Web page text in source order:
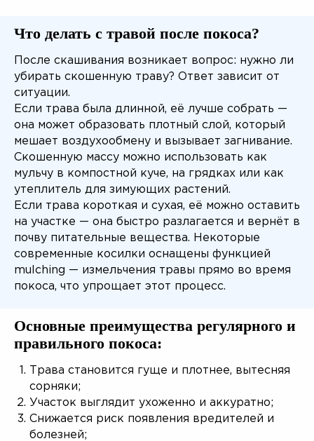
Что делать с травой после покоса?
После скашивания возникает вопрос: нужно ли
убирать скошенную траву? Ответ зависит от
ситуации.
Если трава была длинной, её лучше собрать —
она может образовать плотный слой, который
мешает воздухообмену и вызывает загнивание.
Скошенную массу можно использовать как
мульчу в компостной куче, на грядках или как
утеплитель для зимующих растений.
Если трава короткая и сухая, её можно оставить
на участке — она быстро разлагается и вернёт в
почву питательные вещества. Некоторые
современные косилки оснащены функцией
mulching — измельчения травы прямо во время
покоса, что упрощает этот процесс.
Основные преимущества регулярного и
правильного покоса:
Трава становится гуще и плотнее, вытесняя
сорняки;
Участок выглядит ухоженно и аккуратно;
Снижается риск появления вредителей и
болезней;